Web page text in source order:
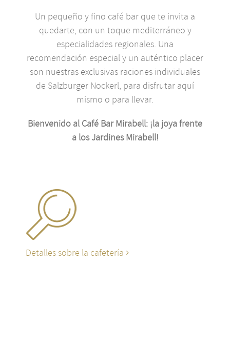
Un pequeño y fino café bar que te invita a
quedarte, con un toque mediterráneo y
especialidades regionales. Una
recomendación especial y un auténtico placer
son nuestras exclusivas raciones individuales
de Salzburger Nockerl, para disfrutar aquí
mismo o para llevar.
Bienvenido al Café Bar Mirabell: ¡la joya frente
a los Jardines Mirabell!
Detalles sobre la cafetería